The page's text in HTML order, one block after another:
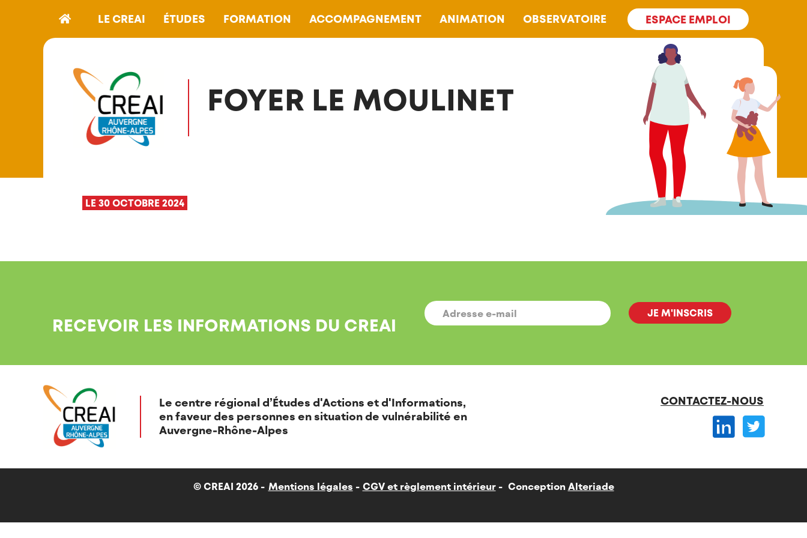
LE CREAI ÉTUDES FORMATION ACCOMPAGNEMENT ANIMATION OBSERVATOIRE ESPACE EMPLOI
FOYER LE MOULINET
LE 30 OCTOBRE 2024
RECEVOIR LES INFORMATIONS DU CREAI
E-
MAIL *
Le centre régional d’Études d'Actions et d'Informations,
en faveur des personnes en situation de vulnérabilité en
Auvergne-Rhône-Alpes
CONTACTEZ-NOUS
© CREAI 2026 - Mentions légales CGV et règlement intérieur Conception Alteriade